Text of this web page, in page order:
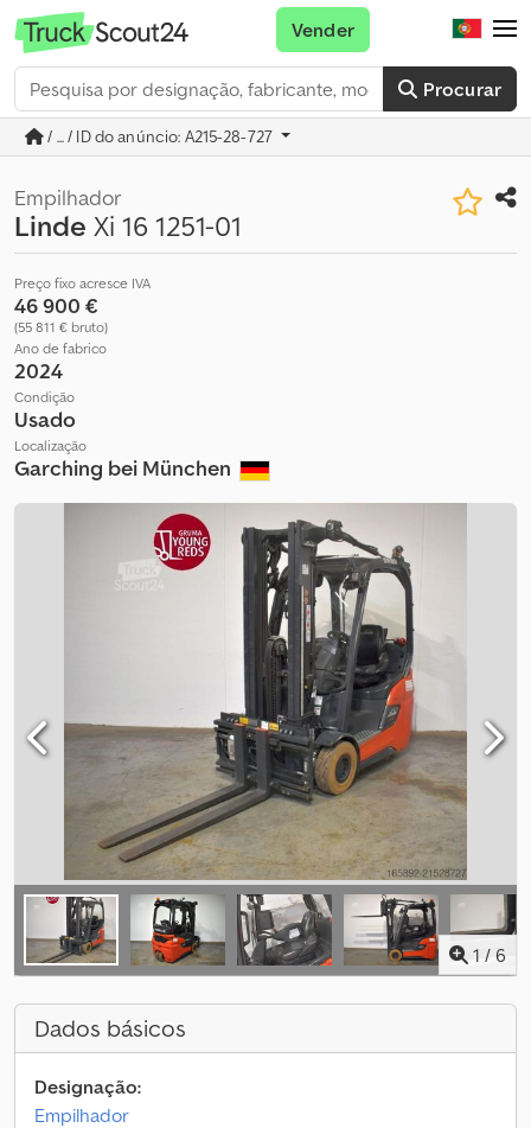
Procurar
Vender
/ ... / ID do anúncio: A215-28-727
Empilhador
Linde Xi 16 1251-01
Preço fixo acresce IVA
46 900 €
(55 811 € bruto)
Ano de fabrico
2024
Condição
Usado
Localização
Garching bei München
1 / 6
Dados básicos
Designação:
Empilhador